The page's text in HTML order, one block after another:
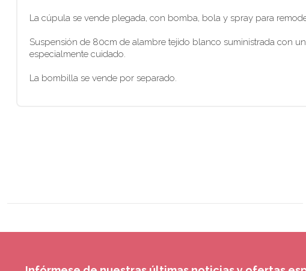
La cúpula se vende plegada, con bomba, bola y spray para
Suspensión de 80cm de alambre tejido blanco suministrada con
especialmente cuidado.
La bombilla se vende por separado.